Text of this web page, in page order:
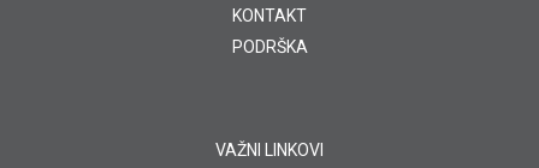
KONTAKT
PODRŠKA
VAŽNI LINKOVI